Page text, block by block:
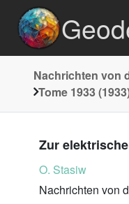
Nachrichten von
Tome 1933
Zur
O. Stasiw
Nachrichten von